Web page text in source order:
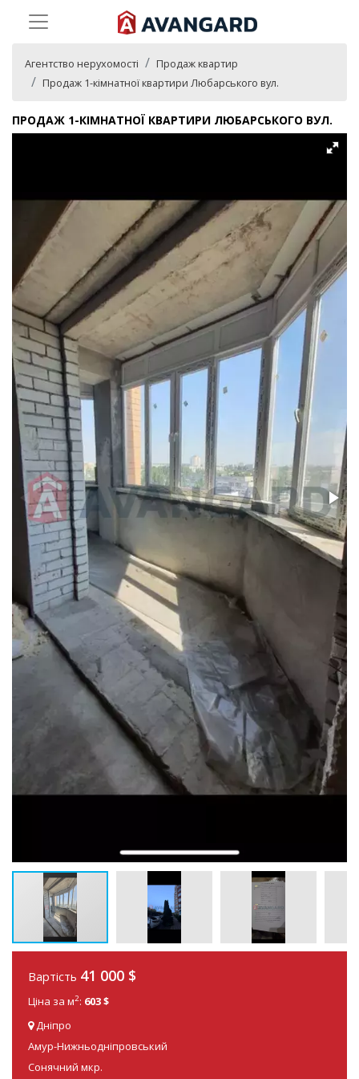
Агентство нерухомості
Продаж квартир
Продаж 1-кімнатної квартири Любарського вул.
ПРОДАЖ 1-КІМНАТНОЇ КВАРТИРИ ЛЮБАРСЬКОГО ВУЛ.
Вартість 41 000 $
Ціна за м2: 603 $
Дніпро
Амур-Нижньодніпровський
Сонячний мкр.